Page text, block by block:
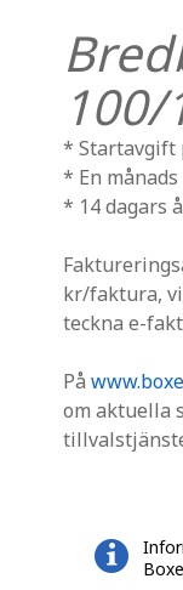
100/
* Startavgift
* En
* 14 dagars
kr/faktura,
teckna e-
På
om aktuella